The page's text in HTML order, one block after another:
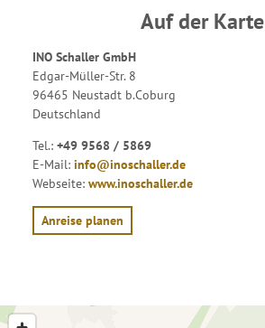
Auf der Karte
INO Schaller GmbH
Edgar-Müller-Str. 8
96465 Neustadt b.Coburg
Deutschland
Tel.: +49 9568 / 5869
E-Mail: info@inoschaller.de
Webseite: www.inoschaller.de
Anreise planen